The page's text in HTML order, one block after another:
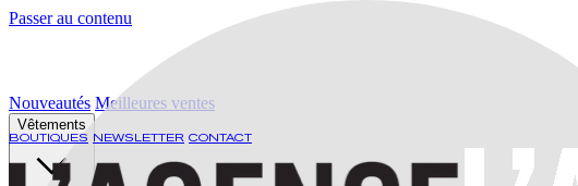
Passer au contenu
BOUTIQUES NEWSLETTER CONTACT
Nouveautés Meilleures ventes
Vêtements